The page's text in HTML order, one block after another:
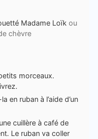
Madame Loïk ou
chèvre
morceaux.
en ruban à l’aide d’un
cuillère à café de
Le ruban va coller